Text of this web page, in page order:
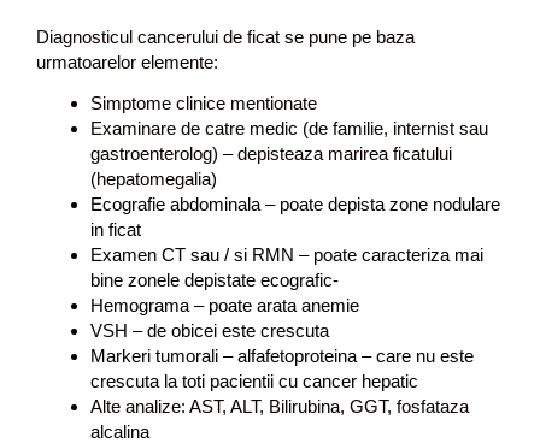
Diagnosticul cancerului de ficat se pune pe baza
urmatoarelor elemente:
Simptome clinice mentionate
Examinare de catre medic (de familie, internist sau
gastroenterolog) – depisteaza marirea ficatului
(hepatomegalia)
Ecografie abdominala – poate depista zone nodulare
in ficat
Examen CT sau / si RMN – poate caracteriza mai
bine zonele depistate ecografic-
Hemograma – poate arata anemie
VSH – de obicei este crescuta
Markeri tumorali – alfafetoproteina – care nu este
crescuta la toti pacientii cu cancer hepatic
Alte analize: AST, ALT, Bilirubina, GGT, fosfataza
alcalina